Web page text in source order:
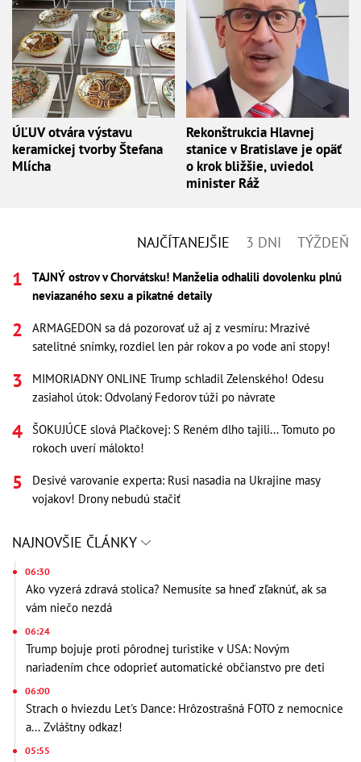
ÚĽUV otvára výstavu
keramickej tvorby Štefana
Mlícha
Rekonštrukcia Hlavnej
stanice v Bratislave je opäť
o krok bližšie, uviedol
minister Ráž
NAJČÍTANEJŠIE 3 DNI TÝŽDEŇ
TAJNÝ ostrov v Chorvátsku! Manželia odhalili dovolenku plnú
neviazaného sexu a pikatné detaily
ARMAGEDON sa dá pozorovať už aj z vesmíru: Mrazivé
satelitné snímky, rozdiel len pár rokov a po vode ani stopy!
MIMORIADNY ONLINE Trump schladil Zelenského! Odesu
zasiahol útok: Odvolaný Fedorov túži po návrate
ŠOKUJÚCE slová Plačkovej: S Reném dlho tajili... Tomuto po
rokoch uverí málokto!
Desivé varovanie experta: Rusi nasadia na Ukrajine masy
vojakov! Drony nebudú stačiť
NAJNOVŠIE ČLÁNKY
06:30
Ako vyzerá zdravá stolica? Nemusíte sa hneď zľaknúť, ak sa
vám niečo nezdá
06:24
Trump bojuje proti pôrodnej turistike v USA: Novým
nariadením chce odoprieť automatické občianstvo pre deti
06:00
Strach o hviezdu Let's Dance: Hrôzostrašná FOTO z nemocnice
a... Zvláštny odkaz!
05:55